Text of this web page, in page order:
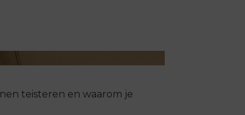
teisteren en waarom je